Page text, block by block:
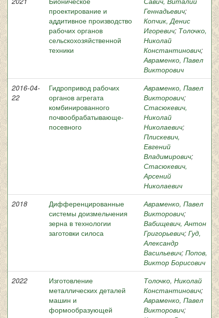
проектирование и
аддитивное производство
рабочих органов
сельскохозяйственной
техники
Геннадьевич;
Копчик, Денис
Игоревич; Толочко,
Николай
Константинович;
Авраменко, Павел
Викторович
2016-04-
22
Гидропривод рабочих
органов агрегата
комбинированного
почвообрабатывающе-
посевного
Авраменко, Павел
Викторович;
Стасюкевич,
Николай
Николаевич;
Плискевич,
Евгений
Владимирович;
Стасюкевич,
Арсений
Николаевич
2018
Дифференцированные
системы доизмельчения
зерна в технологии
заготовки силоса
Авраменко, Павел
Викторович;
Вабищевич, Антон
Григорьевич; Гуд,
Александр
Васильевич; Попов,
Виктор Борисович
2022
Изготовление
металлических деталей
машин и
формообразующей
Толочко, Николай
Константинович;
Авраменко, Павел
Викторович;